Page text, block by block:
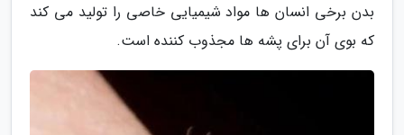
بدن برخی انسان ها مواد شیمیایی خاصی را تولید می کند
که بوی آن برای پشه ها مجذوب کننده است.